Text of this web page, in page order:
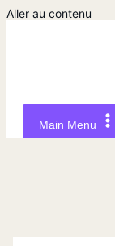
Aller au contenu
Main Menu